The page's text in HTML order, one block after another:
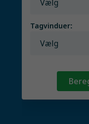
Tagvinduer: